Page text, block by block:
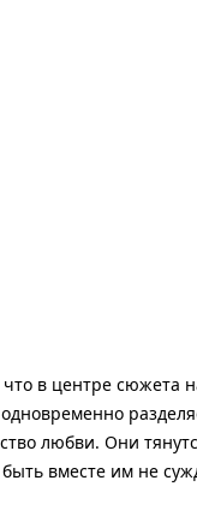
в центре сюжета
любви. Они
вместе им не